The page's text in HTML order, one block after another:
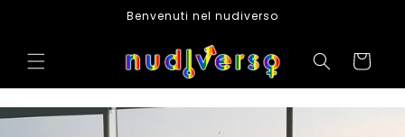
Benvenuti nel nudiverso
Cart